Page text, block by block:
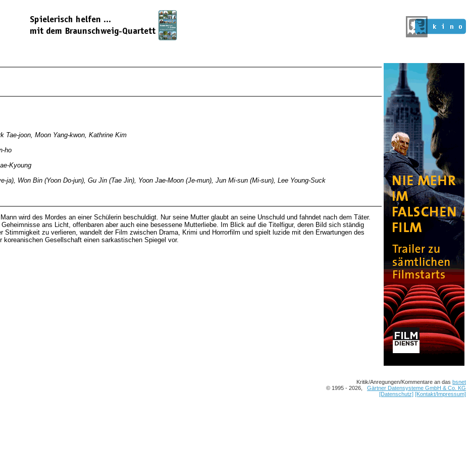
Tae-joon, Moon Yang-kwon, Kathrine Kim
ho
Kyoung
ja), Won Bin (Yoon Do-jun), Gu Jin (Tae Jin), Yoon Jae-Moon (Je-mun), Jun Mi-sun (Mi-sun), Lee Young-Suck
wird des Mordes an einer Schülerin beschuldigt. Nur seine Mutter glaubt an seine Unschuld und fahndet nach dem Täter.
ans Licht, offenbaren aber auch eine besessene Mutterliebe. Im Blick auf die Titelfigur, deren Bild sich ständig
Stimmigkeit zu verlieren, wandelt der Film zwischen Drama, Krimi und Horrorfilm und spielt luzide mit den Erwartungen des
koreanischen Gesellschaft einen sarkastischen Spiegel vor.
Kritik/Anregungen/Kommentare an das bsnet
© 1995 - 2026, Gärtner Datensysteme GmbH & Co. KG
[Datenschutz] [Kontakt/Impressum]